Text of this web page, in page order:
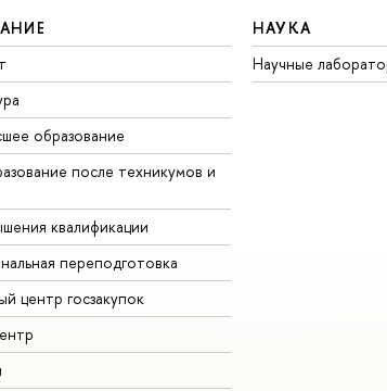
образование
после техникумов и
квалификации
переподготовка
центр госзакупок
НАУКА
Научные